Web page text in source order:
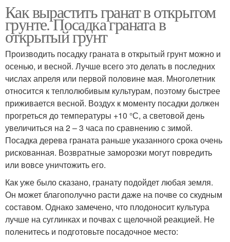
Как вырастить гранат в открытом
грунте. Посадка граната в
открытый грунт
Производить посадку граната в открытый грунт можно и
осенью, и весной. Лучше всего это делать в последних
числах апреля или первой половине мая. Многолетник
относится к теплолюбивым культурам, поэтому быстрее
приживается весной. Воздух к моменту посадки должен
прогреться до температуры +10 °С, а световой день
увеличиться на 2 – 3 часа по сравнению с зимой.
Посадка дерева граната раньше указанного срока очень
рискованная. Возвратные заморозки могут повредить
или вовсе уничтожить его.
Как уже было сказано, гранату подойдет любая земля.
Он может благополучно расти даже на почве со скудным
составом. Однако замечено, что плодоносит культура
лучше на суглинках и почвах с щелочной реакцией. Не
поленитесь и подготовьте посадочное место: